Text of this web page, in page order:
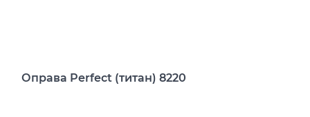
Оправа Perfect (титан) 8220